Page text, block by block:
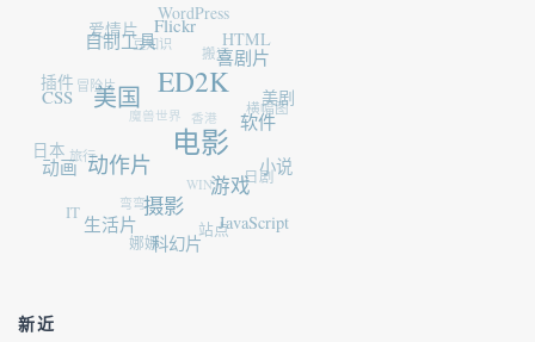
电影
ED2K
美国
动作片
摄影
游戏
软件
喜剧片
Flickr
自制工具
CSS
动画
生活片
科幻片
JavaScript
小说
美剧
HTML
WordPress
爱情片
插件
日本
IT
娜娜 站点
日剧
横幅图
搬运
豆知识
冒险片
旅行
弯弯
WIN7
香港
魔兽世界
新近